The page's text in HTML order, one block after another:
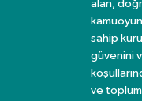
alan,
sahip
güvenini
ve